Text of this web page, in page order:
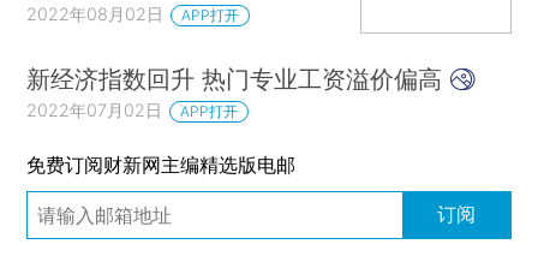
2022年08月02日 APP打开
新经济指数回升 热门专业工资溢价偏高
2022年07月02日 APP打开
免费订阅财新网主编精选版电邮
订阅